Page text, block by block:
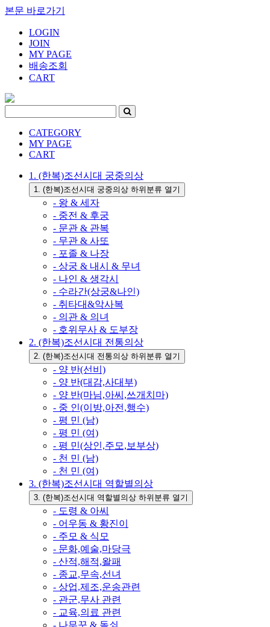
본문 바로가기
LOGIN
JOIN
MY PAGE
배송조회
CART
CATEGORY
MY PAGE
CART
1. (한복)조선시대 궁중의상
1. (한복)조선시대 궁중의상 하위분류 열기
- 왕 & 세자
- 중전 & 후궁
- 문관 & 관복
- 무관 & 사또
- 포졸 & 나장
- 상궁 & 내시 & 무녀
- 나인 & 생각시
- 수라간(상궁&나인)
- 취타대&악사복
- 의관 & 의녀
- 호위무사 & 도부장
2. (한복)조선시대 전통의상
2. (한복)조선시대 전통의상 하위분류 열기
- 양 반(선비)
- 양 반(대감,사대부)
- 양 반(마님,아씨,쓰개치마)
- 중 인(이방,아전,행수)
- 평 민 (남)
- 평 민 (여)
- 평 민(상인,주모,보부상)
- 천 민 (남)
- 천 민 (여)
3. (한복)조선시대 역할별의상
3. (한복)조선시대 역할별의상 하위분류 열기
- 도령 & 아씨
- 어우동 & 황진이
- 주모 & 식모
- 문화,예술,마당극
- 산적,해적,왈패
- 종교,무속,선녀
- 상업,제조,운송관련
- 관군,무사 관련
- 교육,의료 관련
- 나무꾼 & 돌쇠